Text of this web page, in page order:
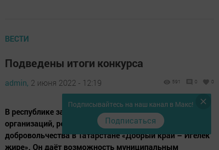
ВЕСТИ
Подведены итоги конкурса
admin, 2 июня 2022 - 12:19 591 0 0
В республике завершился конкурс поддержки
организаций, реализующих мероприятия для развития
добровольчества в Татарстане «Добрый край – Игелек
җире». Он даёт возможность муниципальным
Подписывайтесь на наш канал в Макс!
Подписаться